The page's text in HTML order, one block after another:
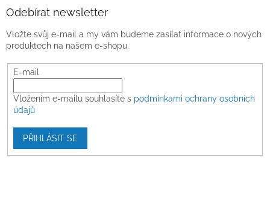
Odebírat newsletter
Vložte svůj e-mail a my vám budeme zasílat informace o nových
produktech na našem e-shopu.
E-mail
Vložením e-mailu souhlasíte s podmínkami ochrany osobních
údajů
PŘIHLÁSIT SE